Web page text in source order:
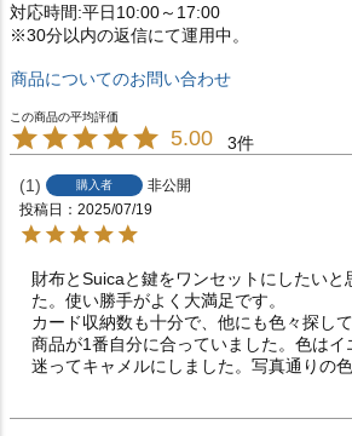
対応時間:平日10:00～17:00
※30分以内の返信にて運用中。
商品についてのお問い合わせ
5.00 3
1 購入者
非公開
投稿日
2025/07/19
財布とSuicaと鍵をワンセットにしたいと
た。使い勝手がよく大満足です。
カード収納数も十分で、他にも色々探し
商品が1番自分に合っていました。色は
迷ってキャメルにしました。写真通りの色